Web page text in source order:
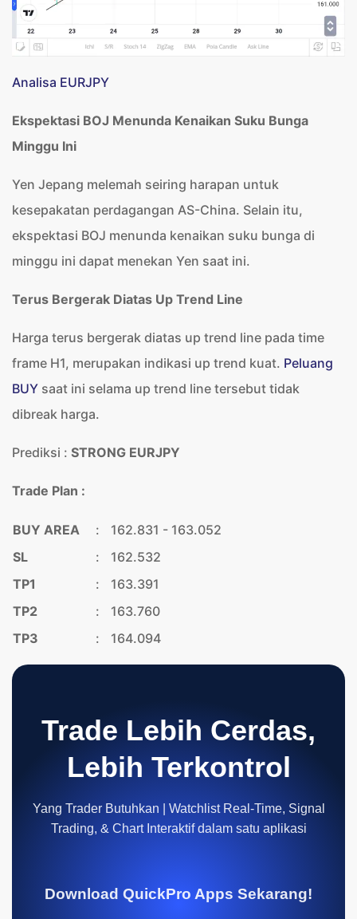
Analisa EURJPY
Ekspektasi BOJ Menunda Kenaikan Suku Bunga
Minggu Ini
Yen Jepang melemah seiring harapan untuk
kesepakatan perdagangan AS-China. Selain itu,
ekspektasi BOJ menunda kenaikan suku bunga di
minggu ini dapat menekan Yen saat ini.
Terus Bergerak Diatas Up Trend Line
Harga terus bergerak diatas up trend line pada time
frame H1, merupakan indikasi up trend kuat. Peluang
BUY saat ini selama up trend line tersebut tidak
dibreak harga.
Prediksi : STRONG EURJPY
Trade Plan :
BUY AREA :
162.831 - 163.052
SL
:
162.532
TP1
:
163.391
TP2
:
163.760
TP3
: 164.094
Trade Lebih Cerdas,
Lebih Terkontrol
Yang Trader Butuhkan | Watchlist Real-Time, Signal
Trading, & Chart Interaktif dalam satu aplikasi
Download QuickPro Apps Sekarang!